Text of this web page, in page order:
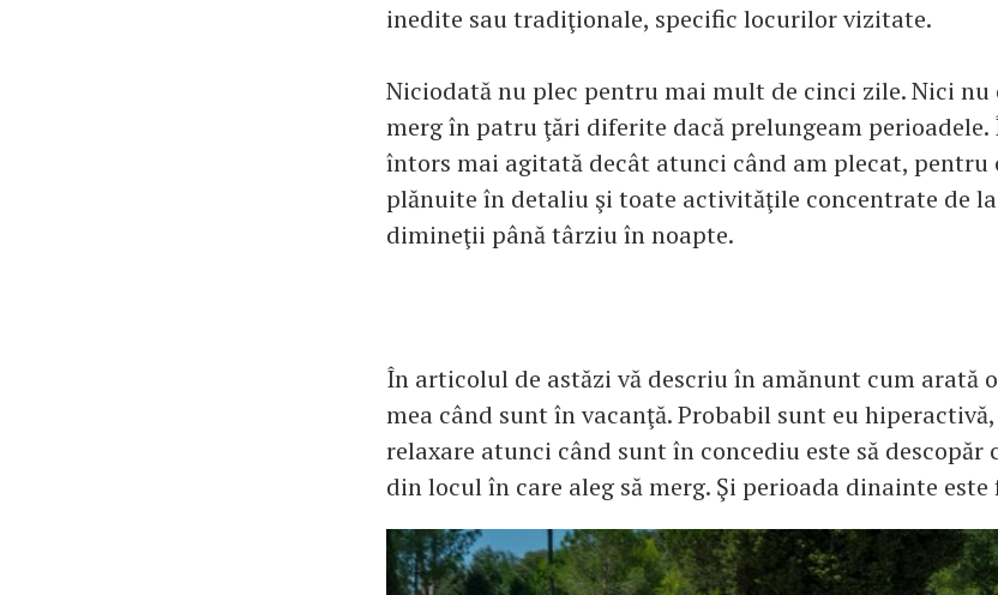
inedite sau tradiţionale, specific locurilor vizitate.
Niciodată nu plec pentru mai mult de cinci zile. Nici nu
merg în patru ţări diferite dacă prelungeam
întors mai agitată decât atunci când am plecat, pentru
plănuite în detaliu şi toate activităţile concentrate de
dimineţii până târziu în noapte.
În articolul de astăzi vă descriu în amănunt cum arată
mea când sunt în vacanţă. Probabil sunt eu
relaxare atunci când sunt în concediu este să
din locul în care aleg să merg. Şi perioada dinainte